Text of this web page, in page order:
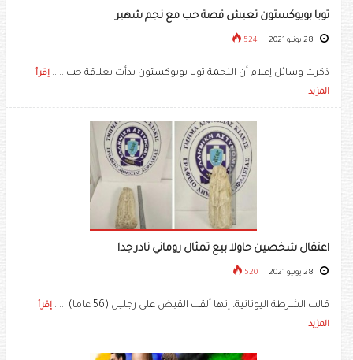
توبا بويوكستون تعيش قصة حب مع نجم شهير
524
ذكرت وسائل إعلام أن النجمة توبا بويوكستون​ بدأت بعلاقة حب ..... إقرأ
المزيد
اعتقال شخصين حاولا بيع تمثال روماني نادر جدا
520
قالت الشرطة اليونانية، إنها ألقت القبض على رجلين (56 عاما) .....
إقرأ
المزيد